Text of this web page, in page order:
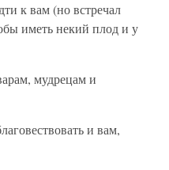
к вам (но встречал
иметь некий плод и у
мудрецам и
и вам,